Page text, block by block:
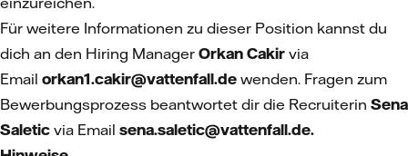
Für weitere Informationen zu dieser Position kannst du
dich an den Hiring Manager Orkan Cakir via
Email orkan1.cakir@vattenfall.de wenden. Fragen zum
Bewerbungsprozess beantwortet dir die Recruiterin Sena
Saletic via Email sena.saletic@vattenfall.de.